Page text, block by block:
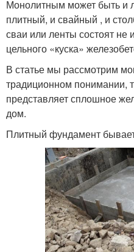
Монолитным может быть и
плитный, и свайный , и
сваи или ленты состоят не
цельного «куска»
В статье мы рассмотрим
традиционном понимании,
представляет сплошное
дом.
Плитный фундамент